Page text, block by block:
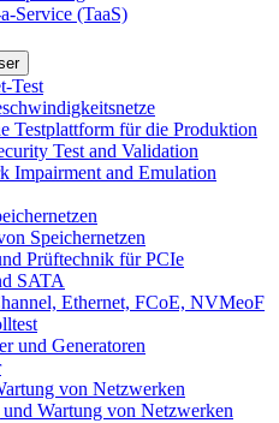
Service (TaaS)
Test
Testplattform für die Produktion
Test and Validation
Impairment and Emulation
Speichernetzen
Prüftechnik für PCIe
SATA
Ethernet, FCoE, NVMeoF
und Generatoren
von Netzwerken
Wartung von Netzwerken